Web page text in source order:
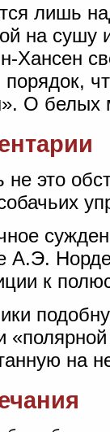
лишь
на сушу
Хансен
О белых
это
А.Э.
к
на